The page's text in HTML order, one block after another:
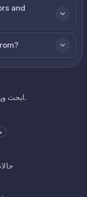
and
ابحث وراقب وعالج بيانات الاعتماد المخترقة في ثوانٍ.